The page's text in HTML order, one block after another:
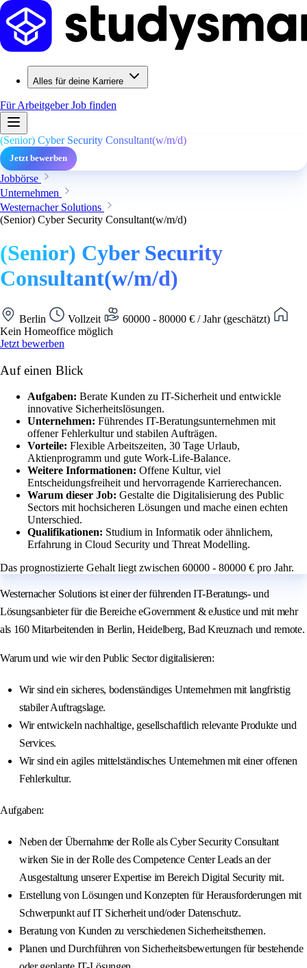
Alles für deine Karriere
Für ArbeitgeberJob finden
(Senior) Cyber Security Consultant(w/m/d)
Jetzt bewerben
Jobbörse
Unternehmen
Westernacher Solutions
(Senior) Cyber Security Consultant(w/m/d)
(Senior) Cyber Security
Consultant(w/m/d)
Berlin Vollzeit
60000 - 80000 € / Jahr (geschätzt)
Kein Homeoffice möglich
Jetzt bewerben
Auf einen Blick
Aufgaben: Berate Kunden zu IT-Sicherheit und entwickle
innovative Sicherheitslösungen.
Unternehmen: Führendes IT-Beratungsunternehmen mit
offener Fehlerkultur und stabilen Aufträgen.
Vorteile: Flexible Arbeitszeiten, 30 Tage Urlaub,
Aktienprogramm und gute Work-Life-Balance.
Weitere Informationen: Offene Kultur, viel
Entscheidungsfreiheit und hervorragende Karrierechancen.
Warum dieser Job: Gestalte die Digitalisierung des Public
Sectors mit hochsicheren Lösungen und mache einen echten
Unterschied.
Qualifikationen: Studium in Informatik oder ähnlichem,
Erfahrung in Cloud Security und Threat Modelling.
Das prognostizierte Gehalt liegt zwischen 60000 - 80000 € pro Jahr.
Westernacher Solutions ist einer der führenden IT-Beratungs- und
Lösungsanbieter für die Bereiche eGovernment & eJustice und mit mehr
als 160 Mitarbeitenden in Berlin, Heidelberg, Bad Kreuznach und remote.
Warum und wie wir den Public Sector digitalisieren:
Wir sind ein sicheres, bodenständiges Unternehmen mit langfristig
stabiler Auftragslage.
Wir entwickeln nachhaltige, gesellschaftlich relevante Produkte und
Services.
Wir sind ein agiles mittelständisches Unternehmen mit einer offenen
Fehlerkultur.
Aufgaben:
Neben der Übernahme der Rolle als Cyber Security Consultant
wirken Sie in der Rolle des Competence Center Leads an der
Ausgestaltung unserer Expertise im Bereich Digital Security mit.
Erstellung von Lösungen und Konzepten für Herausforderungen mit
Schwerpunkt auf IT Sicherheit und/oder Datenschutz.
Beratung von Kunden zu verschiedenen Sicherheitsthemen.
Planen und Durchführen von Sicherheitsbewertungen für bestehende